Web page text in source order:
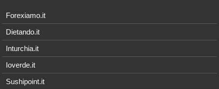
Forexiamo.it
Dietando.it
Inturchia.it
Ioverde.it
Sushipoint.it